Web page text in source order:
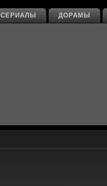
ДОРАМЫ
СЕРИАЛЫ